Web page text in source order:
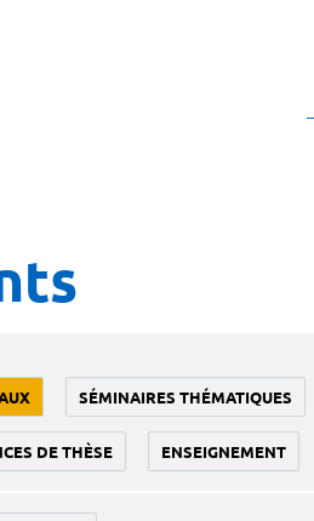
SÉMINAIRES THÉMATIQUES
DE THÈSE ENSEIGNEMENT